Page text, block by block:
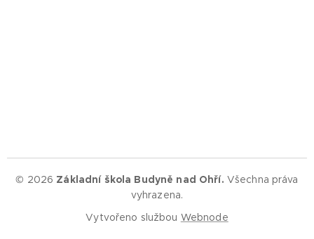
© 2026 Základní škola Budyně nad Ohří. Všechna práva
vyhrazena.
Vytvořeno službou Webnode